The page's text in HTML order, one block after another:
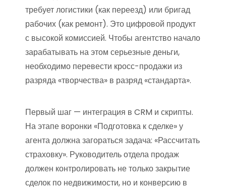
требует логистики (как переезд) или бригад
рабочих (как ремонт). Это цифровой продукт
с высокой комиссией. Чтобы агентство начало
зарабатывать на этом серьезные деньги,
необходимо перевести кросс-продажи из
разряда «творчества» в разряд «стандарта».
Первый шаг — интеграция в CRM и скрипты.
На этапе воронки «Подготовка к сделке» у
агента должна загораться задача: «Рассчитать
страховку». Руководитель отдела продаж
должен контролировать не только закрытие
сделок по недвижимости, но и конверсию в